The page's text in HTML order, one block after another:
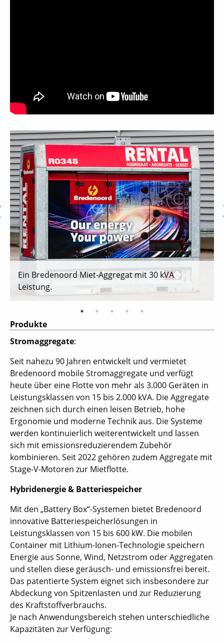
Ein Bredenoord Miet-Aggregat mit 30 kVA
Leistung.
Produkte
Stromaggregate:
Seit nahezu 90 Jahren entwickelt und vermietet
Bredenoord mobile Stromaggregate und verfügt
heute über eine Flotte von mehr als 3.000 Geräten in
Leistungsklassen von 15 bis 2.000 kVA. Die Aggregate
zeichnen sich durch einen leisen Betrieb, hohe
Ergonomie und moderne Technik aus. Die Systeme
werden kontinuierlich weiterentwickelt und lassen
sich mit emissionsreduzierendem Zubehör
kombinieren. Seit 2022 gehören zudem Aggregate mit
Stage-V-Motoren zur Mietflotte.
Hybridenergie & Batteriespeicher
Mit den „Battery Box“-Systemen bietet Bredenoord
innovative Batteriespeicherlösungen in
Leistungsklassen von 15 bis 600 kW. Die mobilen
Container mit Lithium-Ionen-Technologie speichern
Energie aus Sonne, Wind, Netzstrom oder Aggregaten
und stellen diese geräusch- und emissionsfrei bereit.
Das patentierte System eignet sich insbesondere zur
Abdeckung von Spitzenlasten und zur Reduzierung
des Kraftstoffverbrauchs.
Je nach Anwendungsbereich stehen unterschiedliche
Kapazitäten zur Verfügung: